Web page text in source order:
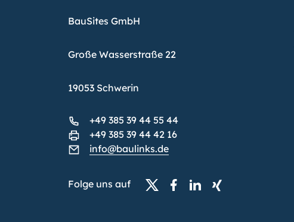
BauSites GmbH
Große Wasserstraße 22
19053 Schwerin
+49 385 39 44 55 44
+49 385 39 44 42 16
info@baulinks.de
Folge uns auf